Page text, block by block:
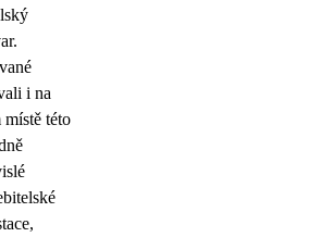
i na
místě této